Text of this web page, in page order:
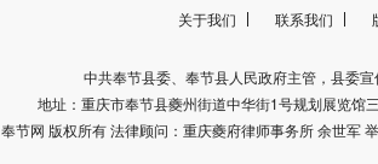
关于我们 联系我们
中共奉节县委、奉节县人民政府主管，县委
地址：重庆市奉节县夔州街道中华街1号规划展览馆
节网 版权所有 法律顾问：重庆夔府律师事务所 余世